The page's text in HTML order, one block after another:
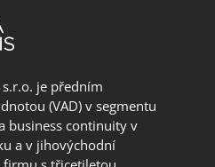
s.r.o. je předním
(VAD) v segmentu
business continuity v
a v jihovýchodní